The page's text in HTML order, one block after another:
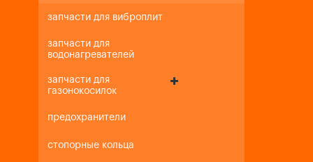
запчасти для виброплит
запчасти для
водонагревателей
запчасти для
газонокосилок
предохранители
стопорные кольца